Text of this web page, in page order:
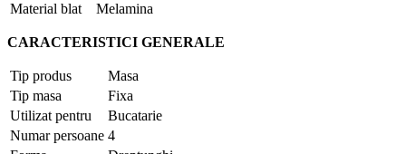
Material blat
Melamina
CARACTERISTICI GENERALE
Tip produs
Masa
Tip masa
Fixa
Utilizat pentru
Bucatarie
Numar persoane 4